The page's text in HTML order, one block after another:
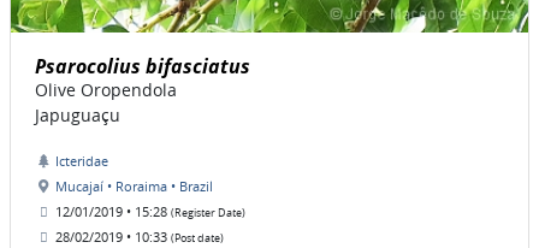
Psarocolius bifasciatus
Olive Oropendola
Japuguaçu
Icteridae
Mucajaí • Roraima • Brazil
12/01/2019 • 15:28 (Register Date)
28/02/2019 • 10:33 (Post date)